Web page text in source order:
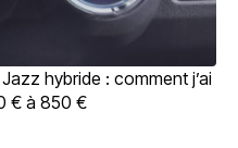
hybride : comment j’ai
€ à 850 €